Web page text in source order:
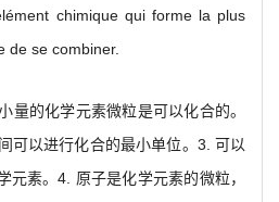
chimique qui forme la plus
de se combiner.
量的化学元素微粒是可以化合的。
可以进行化合的最小单位。3. 可以
元素。4. 原子是化学元素的微粒，